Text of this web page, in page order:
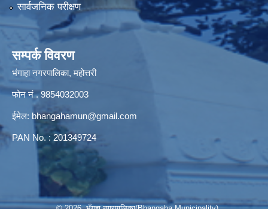
सार्वजनिक परीक्षण
सम्पर्क विवरण
भंगाहा नगरपालिका, महोत्तरी
फोन नं . 9854032003
ईमेल: bhangahamun@gmail.com
PAN No. : 201349724